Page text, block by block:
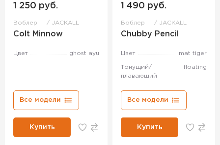
1 250 руб.
Воблер JACKALL
Colt Minnow
Цвет ghost ayu
Все модели
Купить
1 490 руб.
Воблер JACKALL
Chubby Pencil
Цвет mat tiger
Тонущий/
плавающий
floating
Все модели
Купить